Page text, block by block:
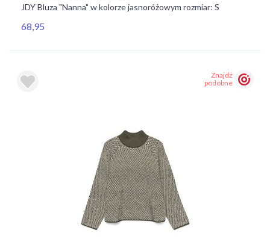
JDY Bluza "Nanna" w kolorze jasnoróżowym rozmiar: S
68,95
Znajdź
podobne